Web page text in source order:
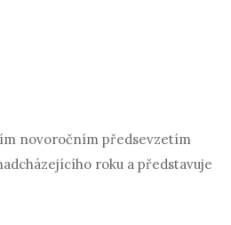
novoročním předsevzetím
roku a představuje